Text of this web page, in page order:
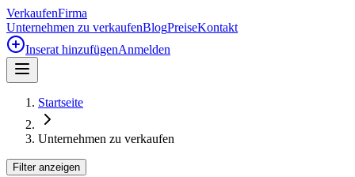
VerkaufenFirma
Unternehmen zu verkaufenBlogPreiseKontakt
Inserat hinzufügenAnmelden
Startseite
Unternehmen zu verkaufen
Filter anzeigen